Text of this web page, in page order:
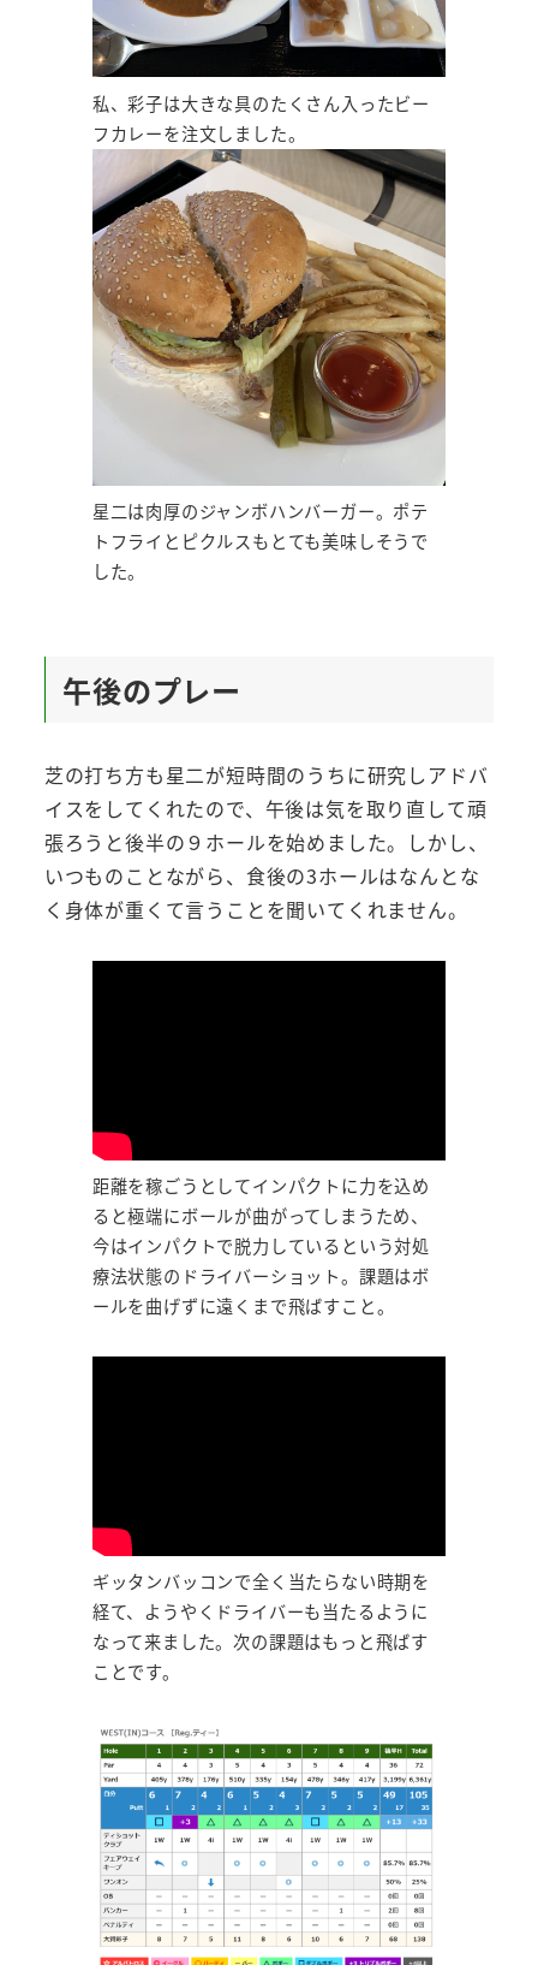
私、彩子は大きな具のたくさん入ったビー
フカレーを注文しました。
星二は肉厚のジャンボハンバーガー。ポテ
トフライとピクルスもとても美味しそうで
した。
午後のプレー
芝の打ち方も星二が短時間のうちに研究しアドバ
イスをしてくれたので、午後は気を取り直して頑
張ろうと後半の９ホールを始めました。しかし、
いつものことながら、食後の3ホールはなんとな
く身体が重くて言うことを聞いてくれません。
距離を稼ごうとしてインパクトに力を込め
ると極端にボールが曲がってしまうため、
今はインパクトで脱力しているという対処
療法状態のドライバーショット。課題はボ
ールを曲げずに遠くまで飛ばすこと。
ギッタンバッコンで全く当たらない時期を
経て、ようやくドライバーも当たるように
なって来ました。次の課題はもっと飛ばす
ことです。